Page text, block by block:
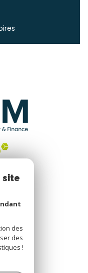
site
des
des
!